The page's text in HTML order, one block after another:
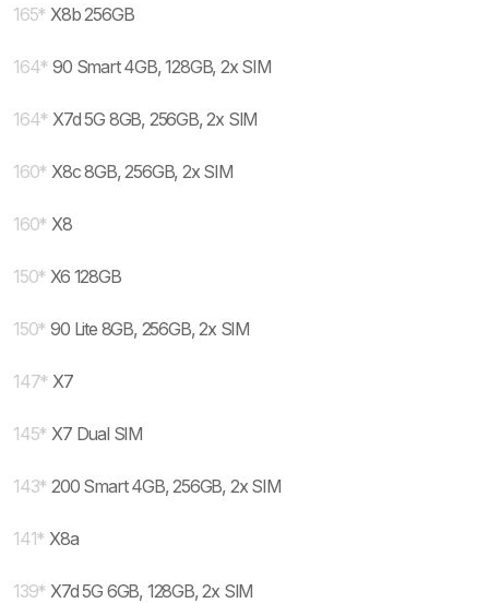
165* X8b 256GB
164* 90 Smart 4GB, 128GB, 2x SIM
164* X7d 5G 8GB, 256GB, 2x SIM
160* X8c 8GB, 256GB, 2x SIM
160* X8
150* X6 128GB
150* 90 Lite 8GB, 256GB, 2x SIM
147* X7
145* X7 Dual SIM
143* 200 Smart 4GB, 256GB, 2x SIM
141* X8a
139* X7d 5G 6GB, 128GB, 2x SIM